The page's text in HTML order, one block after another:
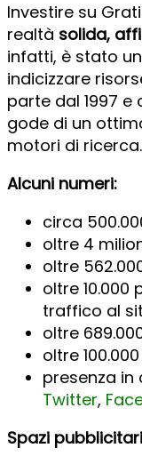
Investire su
realtà solida,
infatti, è stato
indicizzare
parte dal 1997
gode di un
motori di ricerca.
Alcuni numeri:
circa
oltre 4
oltre
oltre
traffico al
oltre
oltre
presenza in
Twitter,
Spazi